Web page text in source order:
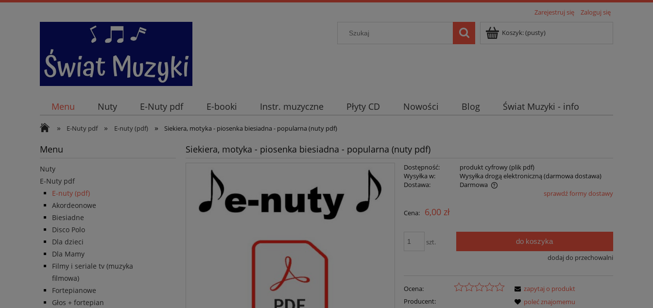
Zarejestruj się Zaloguj się
Koszyk:(pusty)
Menu Nuty E-Nuty pdf E-booki Instr. muzyczne Płyty CD Nowości Blog Świat Muzyki - info
» E-Nuty pdf » E-nuty (pdf) » Siekiera, motyka - piosenka biesiadna - popularna (nuty pdf)
Menu
Nuty
E-Nuty pdf
E-nuty (pdf)
Akordeonowe
Biesiadne
Disco Polo
Dla dzieci
Dla Mamy
Filmy i seriale tv (muzyka
filmowa)
Fortepianowe
Głos + fortepian
Siekiera, motyka - piosenka biesiadna - popularna (nuty pdf)
Dostępność:
produkt cyfrowy (plik pdf)
Wysyłka w:
Wysyłka drogą elektroniczną (darmowa dostawa)
Dostawa:
Darmowa
Cena nie zawiera ewentualnych kosztów
sprawdź formy dostawy
Cena: 6,00 zł
szt. do koszyka
dodaj do przechowalni
Ocena:
Producent:
zapytaj o produkt
poleć znajomemu